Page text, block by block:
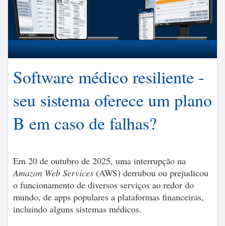
Software médico resiliente -
seu sistema oferece um plano
B em caso de falhas?
Em 20 de outubro de 2025, uma interrupção na
Amazon Web Services (AWS) derrubou ou prejudicou
o funcionamento de diversos serviços ao redor do
mundo, de apps populares a plataformas financeiras,
incluindo alguns sistemas médicos.